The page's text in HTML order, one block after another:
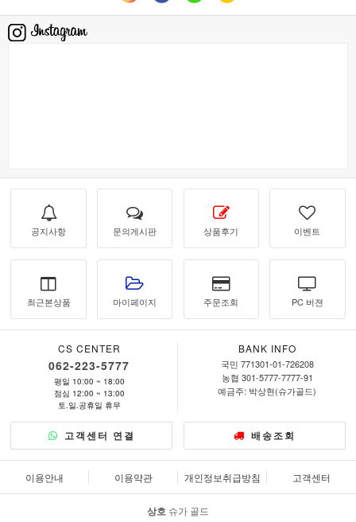
공지사항 문의게시판 상품후기 이벤트
최근본상품 마이페이지 주문조회 PC 버젼
CS CENTER
062-223-5777
평일 10:00 ~ 18:00
점심 12:00 ~ 13:00
토.일.공휴일 휴무
BANK INFO
국민 771301-01-726208
농협 301-5777-7777-91
예금주: 박상현(슈가골드)
고객센터 연결 배송조회
이용안내 이용약관 개인정보취급방침 고객센터
상호 슈가 골드